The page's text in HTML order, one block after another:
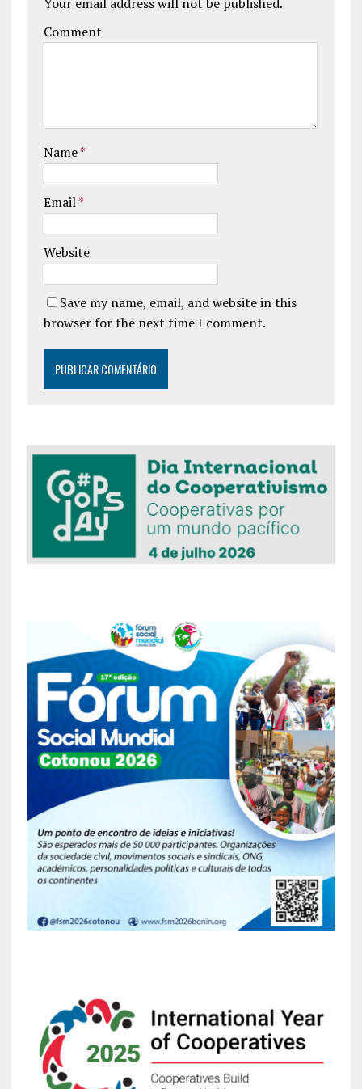
Comment
Name*
Email*
Website
Save my name, email, and website in this
browser for the next time I comment.